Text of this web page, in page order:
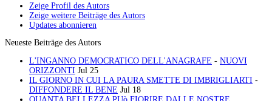
Zeige Profil des Autors
Zeige weitere Beiträge des Autors
Updates abonnieren
Neueste Beiträge des Autors
L'INGANNO DEMOCRATICO DELL'ANAGRAFE - NUOVI
ORIZZONTI Jul 25
IL GIORNO IN CUI LA PAURA SMETTE DI IMBRIGLIARTI -
DIFFONDERE IL BENE Jul 18